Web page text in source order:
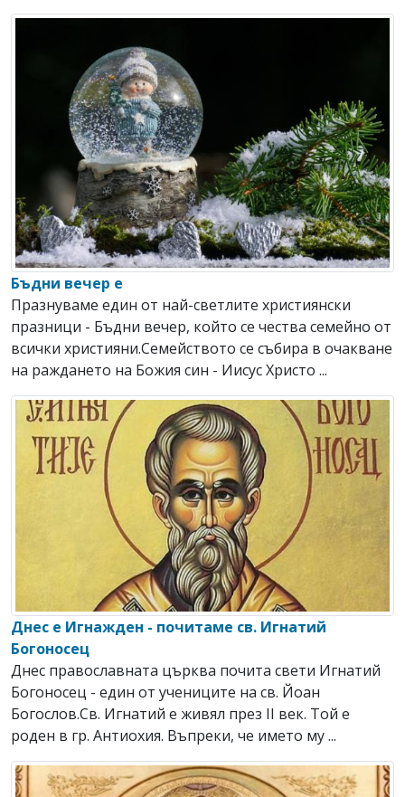
Бъдни вечер е
Празнуваме един от най-светлите християнски
празници - Бъдни вечер, който се чества семейно от
всички християни.Семейството се събира в очакване
на раждането на Божия син - Иисус Христо ...
Днес е Игнажден - почитаме св. Игнатий
Богоносец
Днес православната църква почита свети Игнатий
Богоносец - един от учениците на св. Йоан
Богослов.Св. Игнатий е живял през ІІ век. Той е
роден в гр. Антиохия. Въпреки, че името му ...